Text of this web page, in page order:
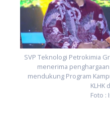
SVP Teknologi Petrokimia
menerima
mendukung Program
KLHK
Foto :